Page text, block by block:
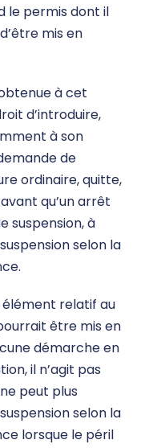
le permis dont il
mis en
à cet
d’introduire,
à son
de
ordinaire, quitte,
qu’un arrêt
suspension, à
selon la
élément relatif au
être mis en
démarche en
il n’agit pas
peut plus
selon la
lorsque le péril